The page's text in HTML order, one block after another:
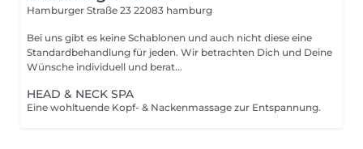
Hamburger Straße 23 22083 hamburg
Bei uns gibt es keine Schablonen und auch nicht diese eine
Standardbehandlung für jeden. Wir betrachten Dich und Deine
Wünsche individuell und berat...
HEAD & NECK SPA
Eine wohltuende Kopf- & Nackenmassage zur Entspannung.